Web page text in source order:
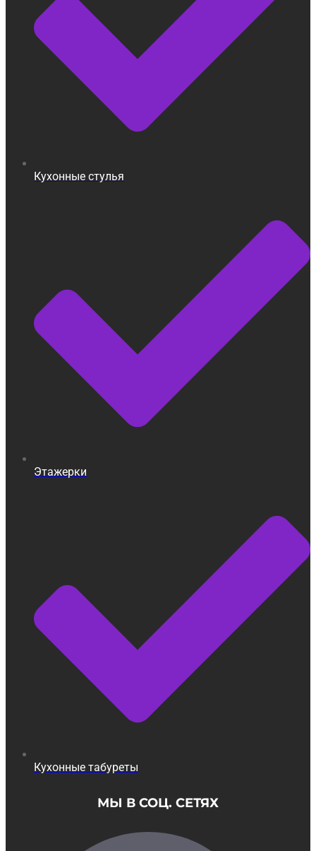
Кухонные стулья
Этажерки
Кухонные табуреты
МЫ В СОЦ. СЕТЯХ